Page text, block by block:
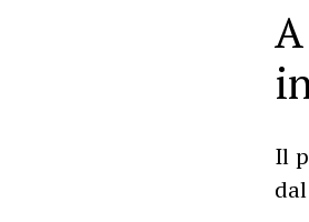
Il